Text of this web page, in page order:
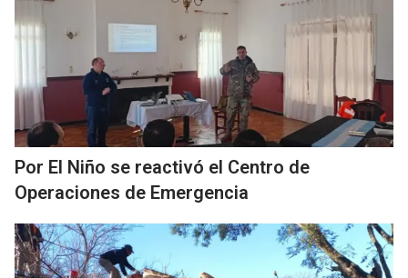
Por El Niño se reactivó el Centro de
Operaciones de Emergencia